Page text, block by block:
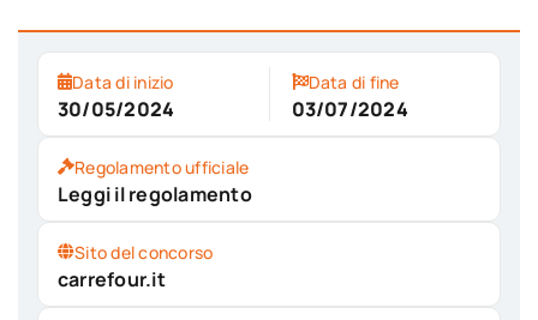
Data di inizio
30/05/2024
Data di fine
03/07/2024
Regolamento ufficiale
Leggi il regolamento
Sito del concorso
carrefour.it